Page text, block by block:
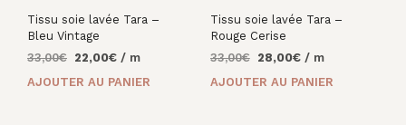
Tissu soie lavée Tara –
Bleu Vintage
33,00€ Le
22,00€Le/ m
AJOUTER AU PANIER
Tissu soie lavée Tara –
Rouge Cerise
33,00€
Le
28,00€Le/ m
AJOUTER AU PANIER